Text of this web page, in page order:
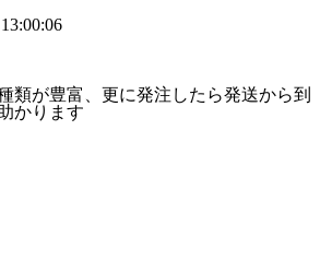
類が豊富、更に発注したら発送から到
かります